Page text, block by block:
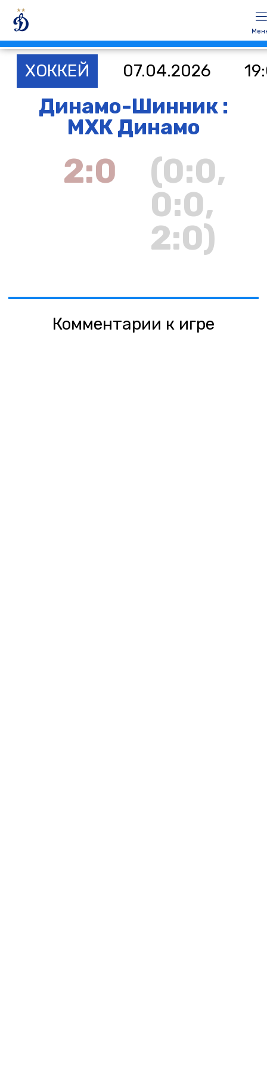
ХОККЕЙ 07.04.2026
Динамо-Шинник :
МХК Динамо
2:0
(0:0,
0:0,
2:0)
Комментарии к игре